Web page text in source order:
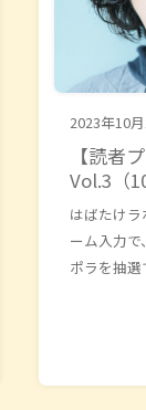
2023年10
【読者
Vol.3（
はばたけラ
ーム入力
ポラを抽選